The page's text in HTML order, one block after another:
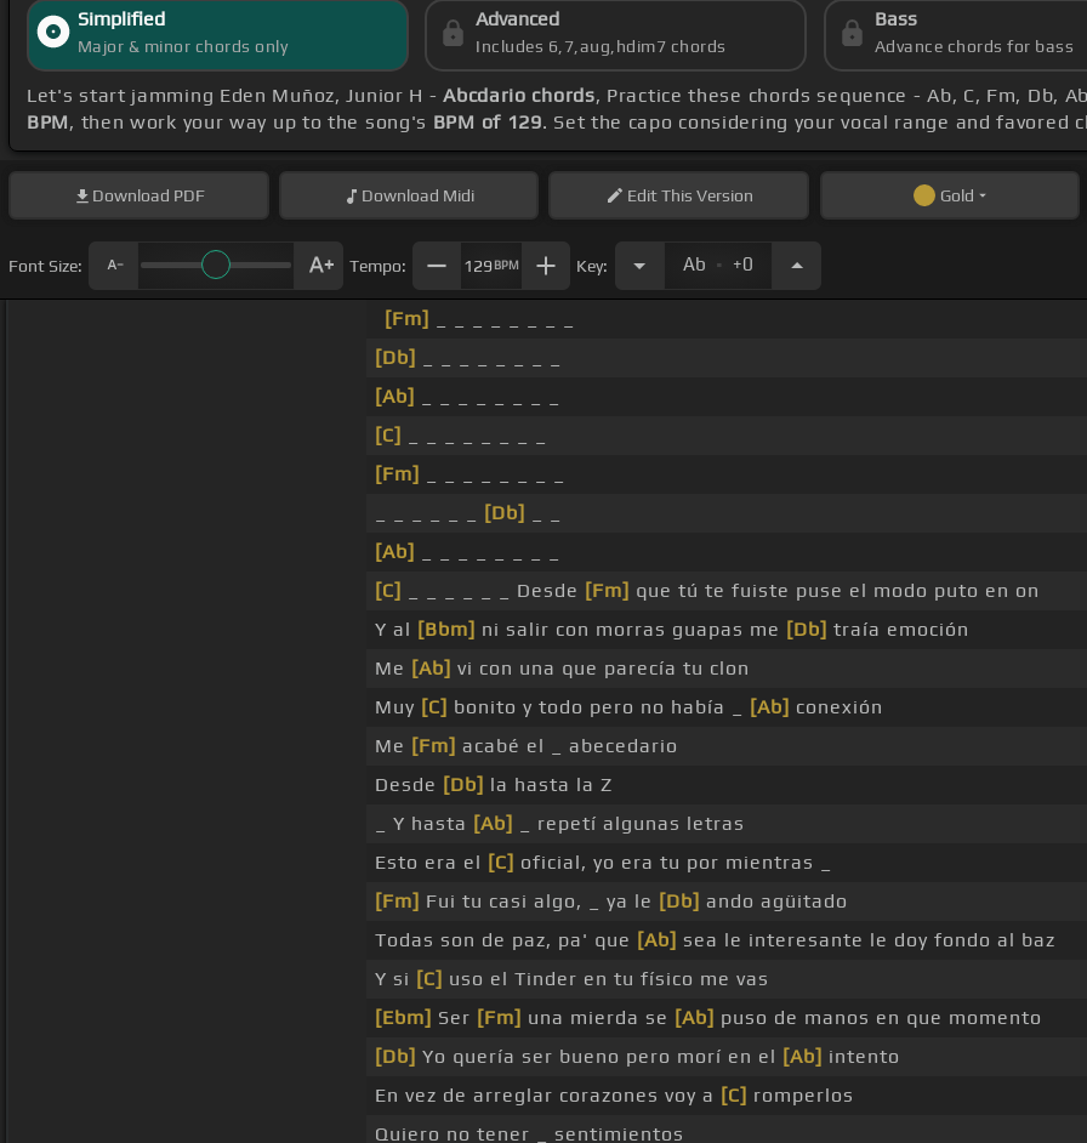
Simplified
Major & minor chords only
Advanced
Includes 6,7,aug,hdim7 chords
Bass
Advance chords for bass
Let's start jamming Eden Muñoz, Junior H -Abcdario chords, Practice these chords sequence - Ab, C, Fm, Db,
BPM, then work your way up to the song's BPM of 129. Set the capo considering your vocal range and
Download PDF Download Midi EditThis Version Gold
Font Size: Tempo: 129 BPM Key: Ab . +0
[Fm]
[Db]
[Ab]
[C]
[Fm]
[Db]
[Ab]
[C]
_ _ _ _ _ _ Desde [Fm] que tú te fuiste puse el modo puto en on
Y al [Bbm] ni salir con morras guapas me [Db] traía emoción
Me [Ab] vi con una que parecía tu clon
Muy [C] bonito y todo pero no había _ [Ab] conexión
Me [Fm] acabé el _ abecedario
Desde [Db] la hasta la Z
_ Y hasta [Ab]
_ repetí algunas letras
Esto era el [C] oficial, yo era tu por mientras _
[Fm] Fui tu casi algo, _ ya le [Db] ando agüitado
Todas son de paz, pa' que [Ab] sea le interesante le doy fondo al baz
Y si [C] uso el Tinder en tu físico me vas
[Ebm] Ser [Fm] una mierda se [Ab] puso de manos en que momento
[Db] Yo quería ser bueno pero morí en el [Ab] intento
En vez de arreglar corazones voy a [C] romperlos
Quiero no tener _ sentimientos